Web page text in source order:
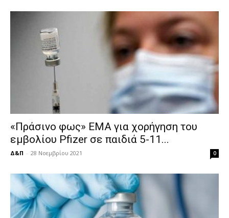
«Πράσινο φως» ΕΜΑ για χορήγηση του
εμβολίου Pfizer σε παιδιά 5-11...
Δ&Π - 28 Νοεμβρίου 2021 0